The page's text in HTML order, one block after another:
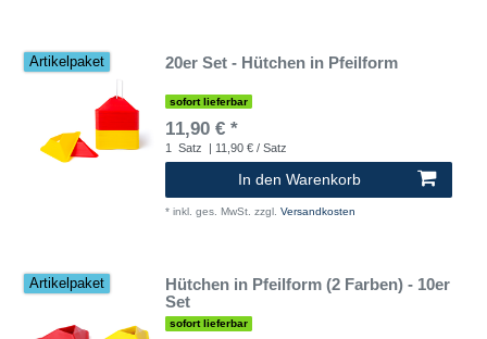
Artikelpaket 20er Set - Hütchen in Pfeilform
sofort lieferbar
11,90 € *
1 Satz | 11,90 € / Satz
In den Warenkorb
* inkl. ges. MwSt. zzgl. Versandkosten
Artikelpaket
Hütchen in Pfeilform (2 Farben) - 10er
Set
sofort lieferbar